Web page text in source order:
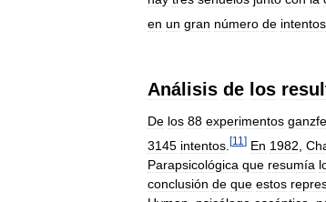
en un gran número de intentos
Análisis de los
De los 88 experimentos
3145 intentos [11 ] En 1982
Parapsicológica que resumía
conclusión de que estos